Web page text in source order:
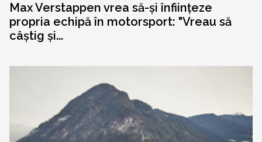
Max Verstappen vrea să-și înființeze
propria echipă în motorsport: "Vreau să
câștig și...